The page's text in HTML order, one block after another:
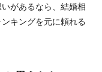
があるなら、結婚相
キングを元に頼れる